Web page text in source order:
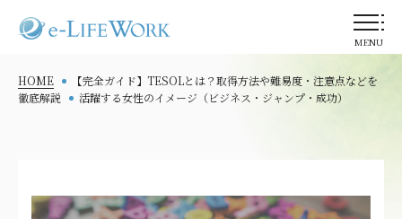
MENU
HOME
【完全ガイド】TESOLとは？取得方法や難易度・注意点などを
徹底解説
活躍する女性のイメージ（ビジネス・ジャンプ・成功）